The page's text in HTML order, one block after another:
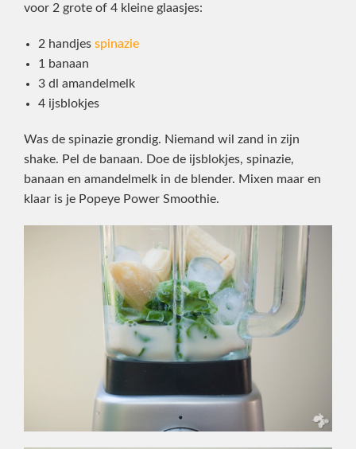
voor 2 grote of 4 kleine glaasjes:
2 handjesspinazie
1 banaan
3 dl amandelmelk
4 ijsblokjes
Was de spinazie grondig. Niemand wil zand in zijn
shake. Pel de banaan. Doe de ijsblokjes, spinazie,
banaan en amandelmelk in de blender. Mixen maar en
klaar is je Popeye Power Smoothie.